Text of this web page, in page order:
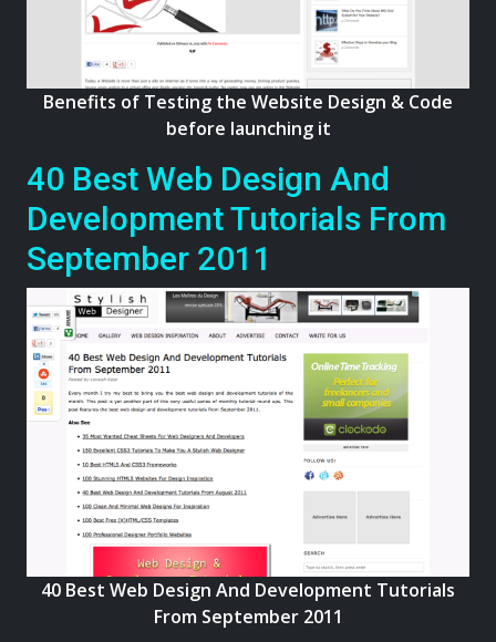
Benefits of Testing the Website Design & Code
before launching it
40 Best Web Design And
Development Tutorials From
September 2011
40 Best Web Design And Development Tutorials
From September 2011